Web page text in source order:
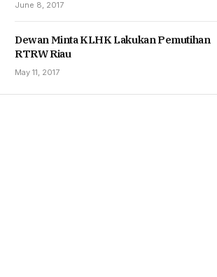
June 8, 2017
Dewan Minta KLHK Lakukan Pemutihan
RTRW Riau
May 11, 2017